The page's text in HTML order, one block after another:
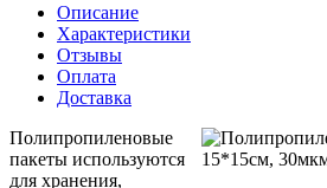
Описание
Характеристики
Отзывы
Оплата
Доставка
Полипропиленовые
пакеты используются
для хранения,